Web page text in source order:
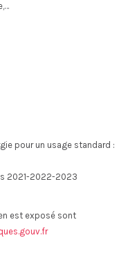
pour un usage standard :
2021-2022-2023
est exposé sont